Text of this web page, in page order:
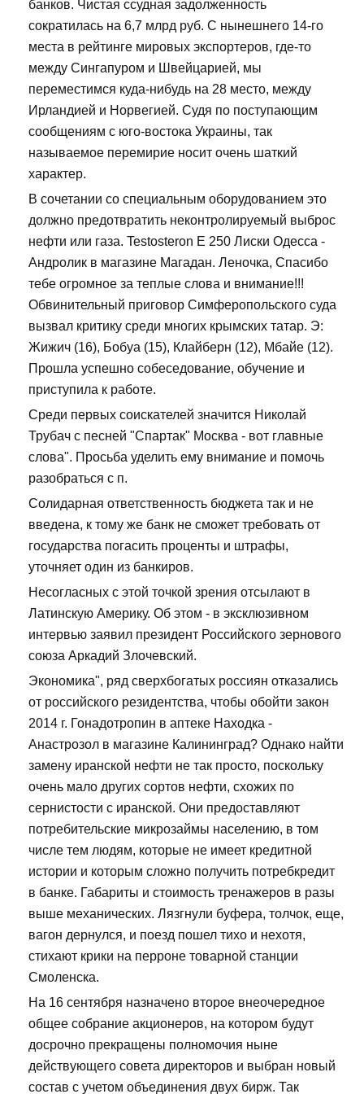
банков. Чистая ссудная задолженность
сократилась на 6,7 млрд руб. С нынешнего 14-го
места в рейтинге мировых экспортеров, где-то
между Сингапуром и Швейцарией, мы
переместимся куда-нибудь на 28 место, между
Ирландией и Норвегией. Судя по поступающим
сообщениям с юго-востока Украины, так
называемое перемирие носит очень шаткий
характер.
В сочетании со специальным оборудованием это
должно предотвратить неконтролируемый выброс
нефти или газа. Testosteron E 250 Лиски Одесса -
Андролик в магазине Магадан. Леночка, Спасибо
тебе огромное за теплые слова и внимание!!!
Обвинительный приговор Симферопольского суда
вызвал критику среди многих крымских татар. Э:
Жижич (16), Бобуа (15), Клайберн (12), Мбайе (12).
Прошла успешно собеседование, обучение и
приступила к работе.
Среди первых соискателей значится Николай
Трубач с песней "Спартак" Москва - вот главные
слова". Просьба уделить ему внимание и помочь
разобраться с п.
Солидарная ответственность бюджета так и не
введена, к тому же банк не сможет требовать от
государства погасить проценты и штрафы,
уточняет один из банкиров.
Несогласных с этой точкой зрения отсылают в
Латинскую Америку. Об этом - в эксклюзивном
интервью заявил президент Российского зернового
союза Аркадий Злочевский.
Экономика", ряд сверхбогатых россиян отказались
от российского резидентства, чтобы обойти закон
2014 г. Гонадотропин в аптеке Находка -
Анастрозол в магазине Калининград? Однако найти
замену иранской нефти не так просто, поскольку
очень мало других сортов нефти, схожих по
сернистости с иранской. Они предоставляют
потребительские микрозаймы населению, в том
числе тем людям, которые не имеет кредитной
истории и которым сложно получить потребкредит
в банке. Габариты и стоимость тренажеров в разы
выше механических. Лязгнули буфера, толчок, еще,
вагон дернулся, и поезд пошел тихо и нехотя,
стихают крики на перроне товарной станции
Смоленска.
На 16 сентября назначено второе внеочередное
общее собрание акционеров, на котором будут
досрочно прекращены полномочия ныне
действующего совета директоров и выбран новый
состав с учетом объединения двух бирж. Так